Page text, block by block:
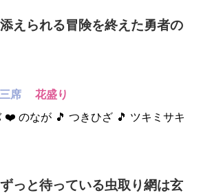
えられる冒険を終えた勇者の
三席
花盛り
❤️ のなが 🎵 つきひざ 🎵 ツキミサキ
っと待っている虫取り網は玄